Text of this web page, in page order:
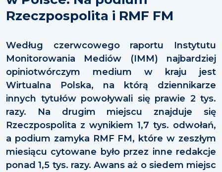
Rzeczpospolita i RMF FM
Według czerwcowego raportu Instytutu
Monitorowania Mediów (IMM) najbardziej
opiniotwórczym medium w kraju jest
Wirtualna Polska, na którą dziennikarze
innych tytułów powoływali się prawie 2 tys.
razy. Na drugim miejscu znajduje się
Rzeczpospolita z wynikiem 1,7 tys. odwołań,
a podium zamyka RMF FM, które w zeszłym
miesiącu cytowane było przez inne redakcje
ponad 1,5 tys. razy. Awans aż o siedem miejsc